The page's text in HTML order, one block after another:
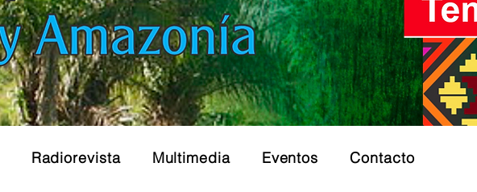
Radiorevista Multimedia Eventos Contacto